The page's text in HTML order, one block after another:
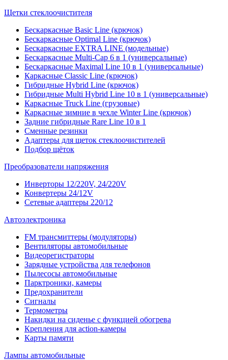
Щетки стеклоочистителя
Бескаркасные Basic Line (крючок)
Бескаркасные Optimal Line (крючок)
Бескаркасные EXTRA LINE (модельные)
Бескаркасные Multi-Cap 6 в 1 (универсальные)
Бескаркасные Maximal Line 10 в 1 (универсальные)
Каркасные Classic Line (крючок)
Гибридные Hybrid Line (крючок)
Гибридные Multi Hybrid Line 10 в 1 (универсальные)
Каркасные Truck Line (грузовые)
Каркасные зимние в чехле Winter Line (крючок)
Задние гибридные Rare Line 10 в 1
Сменные резинки
Адаптеры для щеток стеклоочистителей
Подбор щёток
Преобразователи напряжения
Инверторы 12/220V, 24/220V
Конвертеры 24/12V
Сетевые адаптеры 220/12
Автоэлектроника
FM трансмиттеры (модуляторы)
Вентиляторы автомобильные
Видеорегистраторы
Зарядные устройства для телефонов
Пылесосы автомобильные
Парктроники, камеры
Предохранители
Сигналы
Термометры
Накидки на сиденье с функцией обогрева
Крепления для action-камеры
Карты памяти
Лампы автомобильные